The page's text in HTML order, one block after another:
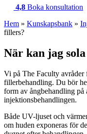
4,8 Boka konsultation
Hem » Kunskapsbank »
fillers?
När kan jag
Vi på The Faculty avråder
fillerbehandling. Du bör
form av ångbehandling på
injektionsbehandlingen.
Både UV-ljuset och
om huden exponeras för